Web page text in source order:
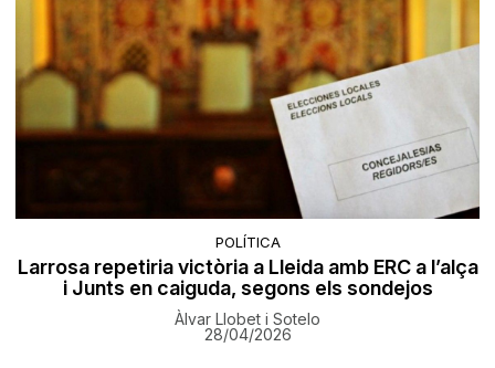
POLÍTICA
Larrosa repetiria victòria a Lleida amb ERC a l’alça
i Junts en caiguda, segons els sondejos
Àlvar Llobet i Sotelo
28/04/2026